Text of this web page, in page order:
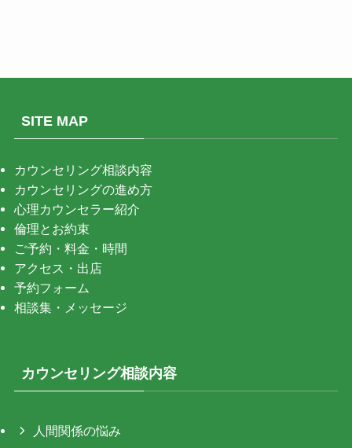
SITE MAP
カウンセリング相談内容
カウンセリングの進め方
心理カウンセラー紹介
倫理とお約束
ご予約・料金・時間
アクセス・出店
予約フォーム
相談集・メッセージ
カウンセリング相談内容
人間関係の悩み